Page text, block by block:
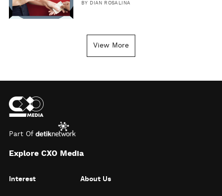
BY DIAN ROSALINA
View More
Part Of
Explore CXO Media
Interest About Us